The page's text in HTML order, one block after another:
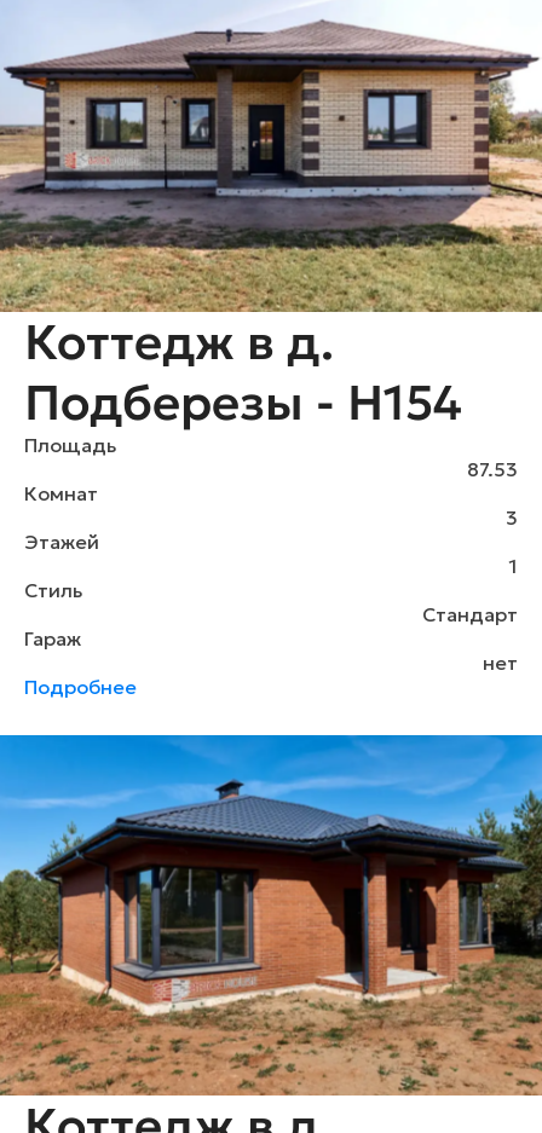
Коттедж в д.
Подберезы - H154
Площадь
87.53
Комнат
3
Этажей
1
Стиль
Стандарт
Гараж
нет
Подробнее